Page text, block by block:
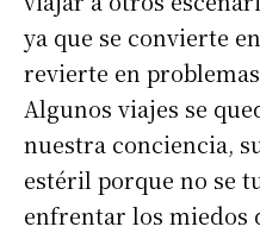
ya que se convierte
revierte en
Algunos viajes se
nuestra conciencia,
estéril porque no se
enfrentar los miedos